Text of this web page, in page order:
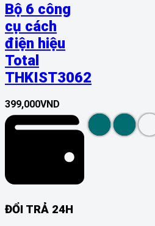
Bộ 6 công
cụ cách
điện hiệu
Total
THKIST3062
399,000VND
ĐỔI TRẢ 24H